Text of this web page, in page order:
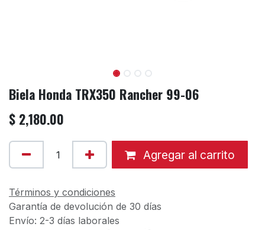
Biela Honda TRX350 Rancher 99-06
$ 2,180.00
Agregar al carrito
Términos y condiciones
Garantía de devolución de 30 días
Envío: 2-3 días laborales